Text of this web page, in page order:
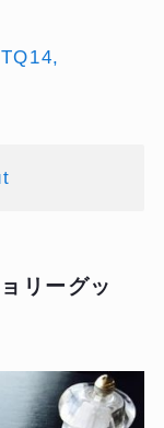
リーグッ